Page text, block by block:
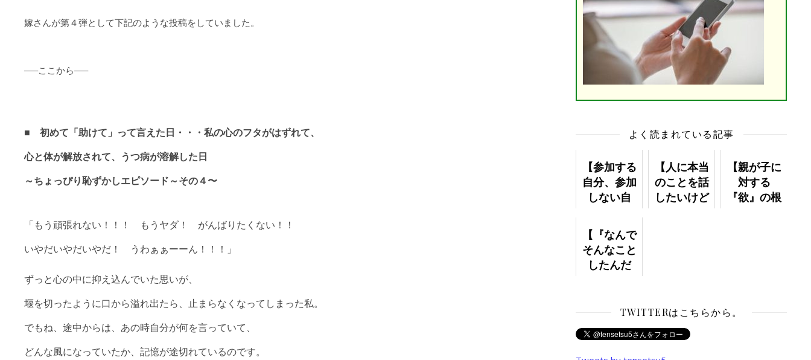
嫁さんが第４弾として下記のような投稿をしていました。
—–ここから—–
■ 初めて「助けて」って言えた日・・・私の心のフタがはずれて、
心と体が解放されて、うつ病が溶解した日
～ちょっぴり恥ずかしエピソード～その４〜
「もう頑張れない！！！ もうヤダ！ がんばりたくない！！
いやだいやだいやだ！ うわぁぁーーん！！！」
ずっと心の中に抑え込んでいた思いが、
堰を切ったように口から溢れ出たら、止まらなくなってしまった私。
でもね、途中からは、あの時自分が何を言っていて、
どんな風になっていたか、記憶が途切れているのです。
よく読まれている記事
【参加する
自分、参加
しない自
【人に本当
のことを話
したいけど
【親が子に
対する
『欲』の根
【『なんで
そんなこと
したんだ
いまし
た。】
TWITTERはこちらから。